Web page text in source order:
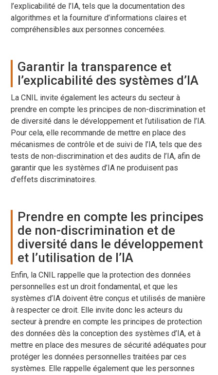
l’explicabilité de l’IA, tels que la documentation des
algorithmes et la fourniture d’informations claires et
compréhensibles aux personnes concernées.
Garantir la transparence et
l’explicabilité des systèmes d’IA
La CNIL invite également les acteurs du secteur à
prendre en compte les principes de non-discrimination et
de diversité dans le développement et l’utilisation de l’IA.
Pour cela, elle recommande de mettre en place des
mécanismes de contrôle et de suivi de l’IA, tels que des
tests de non-discrimination et des audits de l’IA, afin de
garantir que les systèmes d’IA ne produisent pas
d’effets discriminatoires.
Prendre en compte les principes
de non-discrimination et de
diversité dans le développement
et l’utilisation de l’IA
Enfin, la CNIL rappelle que la protection des données
personnelles est un droit fondamental, et que les
systèmes d’IA doivent être conçus et utilisés de manière
à respecter ce droit. Elle invite donc les acteurs du
secteur à prendre en compte les principes de protection
des données dès la conception des systèmes d’IA, et à
mettre en place des mesures de sécurité adéquates pour
protéger les données personnelles traitées par ces
systèmes. Elle rappelle également que les personnes